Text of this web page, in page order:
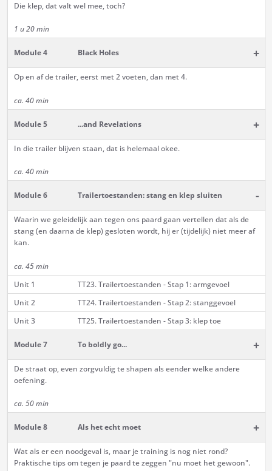
Die klep, dat valt wel mee, toch?
1 u 20 min
Module 4 Black Holes +
Op en af de trailer, eerst met 2 voeten, dan met 4.
ca. 40 min
Module 5 ...and Revelations +
In die trailer blijven staan, dat is helemaal okee.
ca. 40 min
Module 6 Trailertoestanden: stang en klep sluiten -
Waarin we geleidelijk aan tegen ons paard gaan vertellen dat als de
stang (en daarna de klep) gesloten wordt, hij er (tijdelijk) niet meer af
kan.
ca. 45 min
Unit 1
TT23. Trailertoestanden - Stap 1: armgevoel
Unit 2
TT24. Trailertoestanden - Stap 2: stanggevoel
Unit 3
TT25. Trailertoestanden - Stap 3: klep toe
Module 7 To boldly go... +
De straat op, even zorgvuldig te shapen als eender welke andere
oefening.
ca. 50 min
Module 8 Als het echt moet +
Wat als er een noodgeval is, maar je training is nog niet rond?
Praktische tips om tegen je paard te zeggen "nu moet het gewoon".